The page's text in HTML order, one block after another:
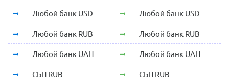
Любой банк USD Любой банк USD
Любой банк RUB Любой банк RUB
Любой банк UAH Любой банк UAH
СБП RUB СБП RUB